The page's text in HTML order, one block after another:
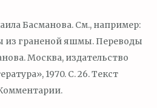
Басманова. См., например:
граненой яшмы. Переводы
Москва, издательство
1970. С. 26. Текст